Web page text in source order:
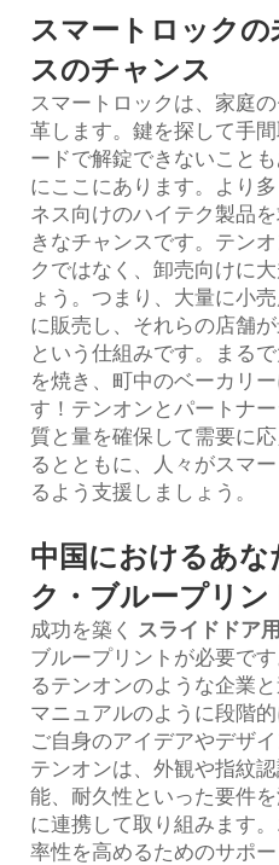
スマートロック
スのチャンス
スマートロックは、家庭
革します。鍵を探して手
ードで解錠できないこと
にここにあります。より
ネス向けのハイテク製品
きなチャンスです。テン
クではなく、卸売向けに
ょう。つまり、大量に小
に販売し、それらの店舗
という仕組みです。まる
を焼き、町中のベーカリ
す！テンオンとパートナ
質と量を確保して需要に
るとともに、人々がスマ
るよう支援しましょう。
中国におけるあ
ク・ブループリン
成功を築く スライドドア
ブループリントが必要で
るテンオンのような企業
マニュアルのように段階
ご自身のアイデアやデザ
テンオンは、外観や指紋
能、耐久性といった要件
に連携して取り組みます
率性を高めるためのサポ